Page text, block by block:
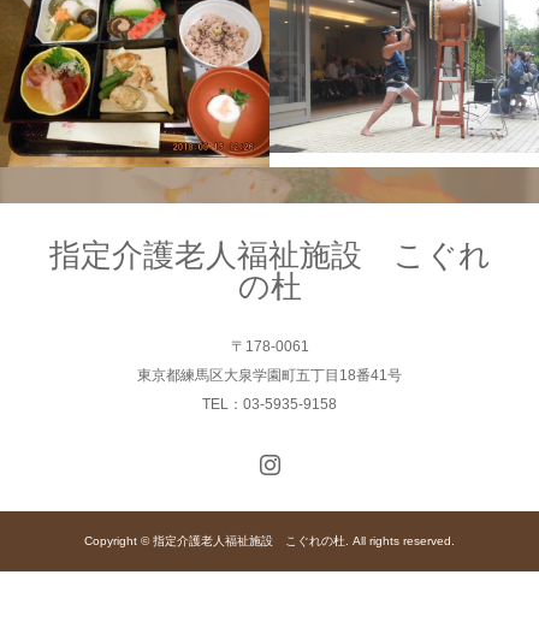
指定介護老人福祉施設 こぐれ
の杜
〒178-0061
東京都練馬区大泉学園町五丁目18番41号
TEL：03-5935-9158
Copyright © 指定介護老人福祉施設 こぐれの杜. All rights reserved.